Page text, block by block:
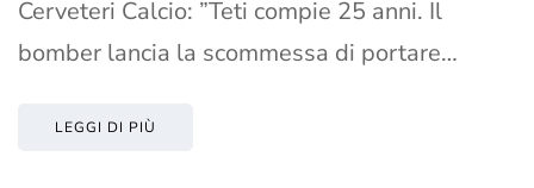
Cerveteri Calcio: ”Teti compie 25 anni. Il
bomber lancia la scommessa di portare…
LEGGI DI PIÙ